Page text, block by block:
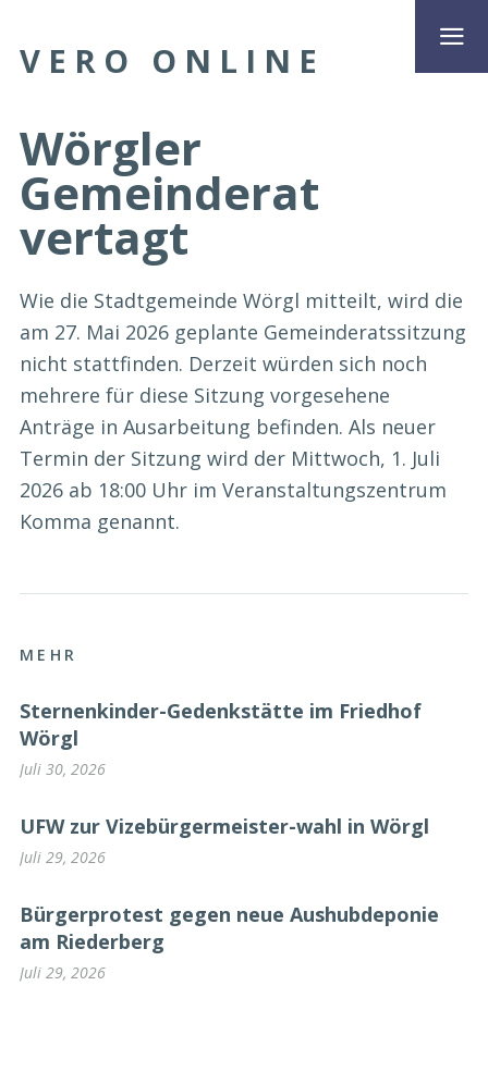
VERO ONLINE
Wörgler
Gemeinderat
vertagt
Wie die Stadtgemeinde Wörgl mitteilt, wird die
am 27. Mai 2026 geplante Gemeinderatssitzung
nicht stattfinden. Derzeit würden sich noch
mehrere für diese Sitzung vorgesehene
Anträge in Ausarbeitung befinden. Als neuer
Termin der Sitzung wird der Mittwoch, 1. Juli
2026 ab 18:00 Uhr im Veranstaltungszentrum
Komma genannt.
MEHR
Sternenkinder-Gedenkstätte im Friedhof
Wörgl
Juli 30, 2026
UFW zur Vizebürgermeister-wahl in Wörgl
Juli 29, 2026
Bürgerprotest gegen neue Aushubdeponie
am Riederberg
Juli 29, 2026